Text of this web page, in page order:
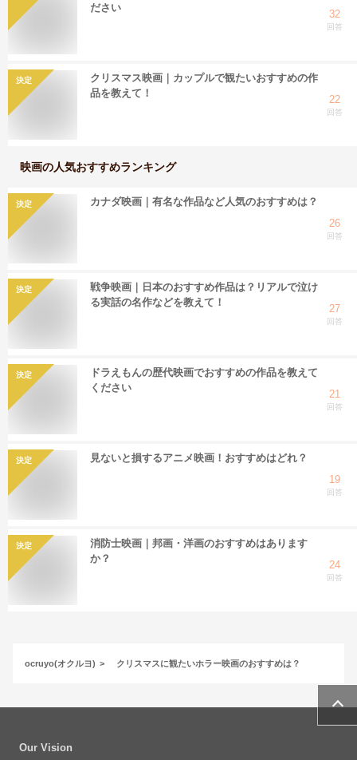
ださい
32
回答
決定
クリスマス映画｜カップルで観たいおすすめの作
品を教えて！
22
回答
映画の人気おすすめランキング
決定
カナダ映画｜有名な作品など人気のおすすめは？
26
回答
決定
戦争映画｜日本のおすすめ作品は？リアルで泣け
る実話の名作などを教えて！
27
回答
決定
ドラえもんの歴代映画でおすすめの作品を教えて
ください
21
回答
決定
見ないと損するアニメ映画！おすすめはどれ？
19
回答
決定
消防士映画｜邦画・洋画のおすすめはあります
か？
24
回答
ocruyo(オクルヨ) クリスマスに観たいホラー映画のおすすめは？
Our Vision